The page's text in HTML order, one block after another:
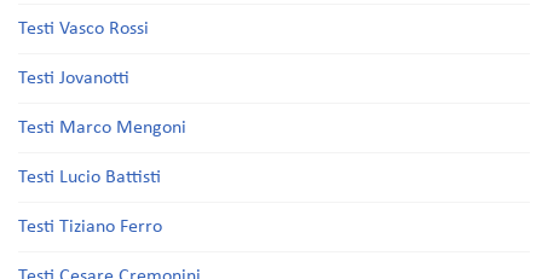
Testi Vasco Rossi
Testi Jovanotti
Testi Marco Mengoni
Testi Lucio Battisti
Testi Tiziano Ferro